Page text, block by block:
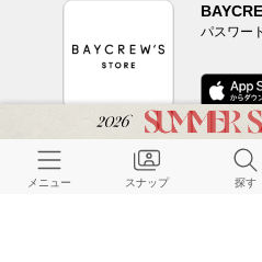
パスワー
CUSTOMER
メニュー スナップ 探す